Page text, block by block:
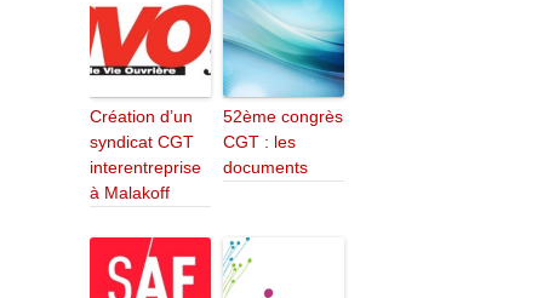
Création d’un
syndicat CGT
interentreprise
à Malakoff
52ème congrès
CGT : les
documents